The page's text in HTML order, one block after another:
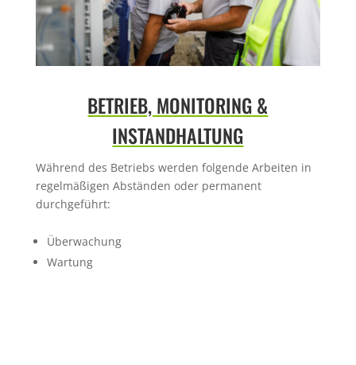
BETRIEB, MONITORING &
INSTANDHALTUNG
Während des Betriebs werden folgende Arbeiten in
regelmäßigen Abständen oder permanent
durchgeführt:
Überwachung
Wartung